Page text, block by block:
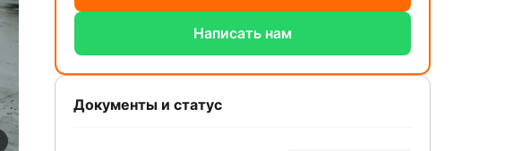
Написать нам
Документы и статус